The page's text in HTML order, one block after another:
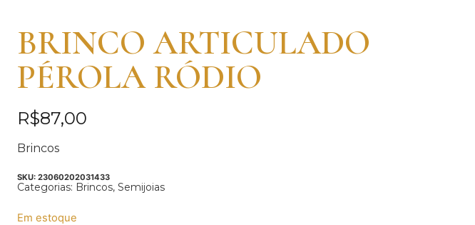
BRINCO ARTICULADO
PÉROLA RÓDIO
R$87,00
Brincos
SKU: 23060202031433
Categorias: Brincos, Semijoias
Em estoque